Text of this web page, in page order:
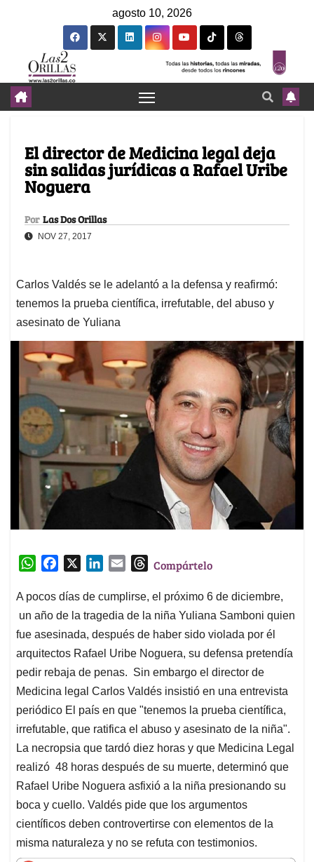
agosto 10, 2026
El director de Medicina legal deja
sin salidas jurídicas a Rafael Uribe
Noguera
Por Las Dos Orillas
NOV 27, 2017
Carlos Valdés se le adelantó a la defensa y reafirmó:
tenemos la prueba científica, irrefutable, del abuso y
asesinato de Yuliana
W
a
t
s
A
p
c
e
b
k
n
k
e
d
n
a
i
l
T
r
e
a
Compártelo
A pocos días de cumplirse, el próximo 6 de diciembre,
un año de la tragedia de la niña Yuliana Samboni quien
fue asesinada, después de haber sido violada por él
arquitectos Rafael Uribe Noguera, su defensa pretendía
pedir rebaja de penas. Sin embargo el director de
Medicina legal Carlos Valdés insistió en una entrevista
periódico El país en que "tenemos la prueba científica,
irrefutable, que ratifica el abuso y asesinato de la niña".
La necropsia que tardó diez horas y que Medicina Legal
realizó 48 horas después de su muerte, determinó que
Rafael Uribe Noguera asfixió a la niña presionando su
boca y cuello. Valdés pide que los argumentos
científicos deben controvertirse con elementos de la
misma naturaleza y no se refuta con testimonios.